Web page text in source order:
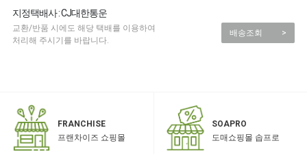
지정택배사 : CJ대한통운
교환/반품 시에도 해당 택배를 이용하여
처리해 주시기를 바랍니다.
배송조회 >
FRANCHISE
프랜차이즈 쇼핑몰
SOAPRO
도매쇼핑몰 솝프로